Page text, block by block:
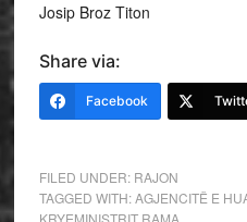
Josip Broz Titon
Share via:
Facebook
FILED UNDER: RAJON
TAGGED WITH:AGJENCITË E
KRYEMINISTRIT RAMA